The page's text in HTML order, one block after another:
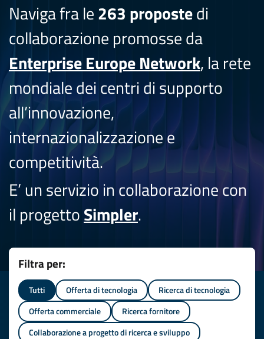
Naviga fra le263 propostedi
collaborazione promosse da
Enterprise Europe Network, la rete
mondiale dei centri di supporto
all’innovazione,
internazionalizzazione e
competitività.
E’ un servizio in collaborazione con
il progettoSimpler.
Filtra per:
Tutti Offerta di tecnologia
Ricerca di tecnologia
Offerta commerciale
Ricerca fornitore
Collaborazione a progetto di ricerca e sviluppo